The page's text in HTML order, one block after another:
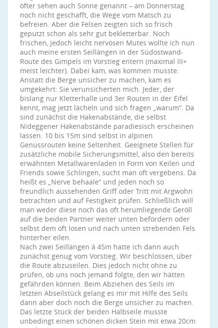
öfter sehen auch Sonne genannt – am Donnerstag
noch nicht geschafft, die Wege vom Matsch zu
befreien. Aber die Felsen zeigten sich so frisch
geputzt schon als sehr gut bekletterbar. Noch
frischen, jedoch leicht nervösen Mutes wollte ich nun
auch meine ersten Seillängen in der Südostwand-
Route des Gimpels im Vorstieg entern (maximal III+
meist leichter). Dabei kam, was kommen musste.
Anstatt die Berge unsicher zu machen, kam es
umgekehrt: Sie verunsicherten mich. Jeder, der
bislang nur Kletterhalle und 3er Routen in der Eifel
kennt, mag jetzt lächeln und sich fragen „warum“. Da
sind zunächst die Hakenabstände, die selbst
Nideggener Hakenabstände paradiesisch erscheinen
lassen. 10 bis 15m sind selbst in alpinen
Genussrouten keine Seltenheit. Geeignete Stellen für
zusätzliche mobile Sicherungsmittel, also den bereits
erwähnten Metallwarenladen in Form von Keilen und
Friends sowie Schlingen, sucht man oft vergebens. Da
heißt es „Nerve behaale“ und jeden noch so
freundlich aussehenden Griff oder Tritt mit Argwohn
betrachten und auf Festigkeit prüfen. Schließlich will
man weder diese noch das oft herumliegende Geröll
auf die beiden Partner weiter unten befördern oder
selbst dem oft losen und nach unten strebenden Fels
hinterher eilen.
Nach zwei Seillängen á 45m hatte ich dann auch
zunächst genug vom Vorstieg. Wir beschlossen, über
die Route abzuseilen. Dies jedoch nicht ohne zu
prüfen, ob uns noch jemand folgte, den wir hätten
gefährden können. Beim Abziehen des Seils im
letzten Abseilstück gelang es mir mit Hilfe des Seils
dann aber doch noch die Berge unsicher zu machen.
Das letzte Stück der beiden Halbseile musste
unbedingt einen schönen dicken Stein mit etwa 20cm